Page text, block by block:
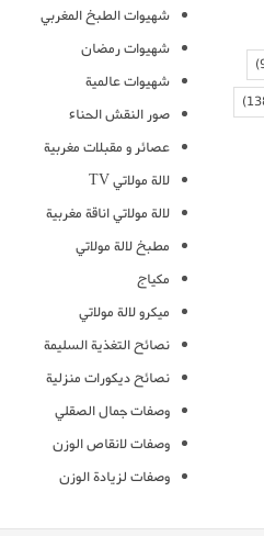
شهيوات الطبخ المغربي
شهيوات رمضان
شهيوات عالمية
صور النقش الحناء
عصائر و مقبلات مغربية
لالة مولاتي TV
لالة مولاتي اناقة مغربية
مطبخ لالة مولاتي
مكياج
ميكرو لالة مولاتي
نصائح التغذية السليمة
نصائح ديكورات منزلية
وصفات جمال الصقلي
وصفات لانقاص الوزن
وصفات لزيادة الوزن